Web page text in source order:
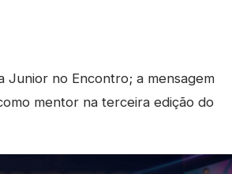
Junior no Encontro; a mensagem
mentor na terceira edição do